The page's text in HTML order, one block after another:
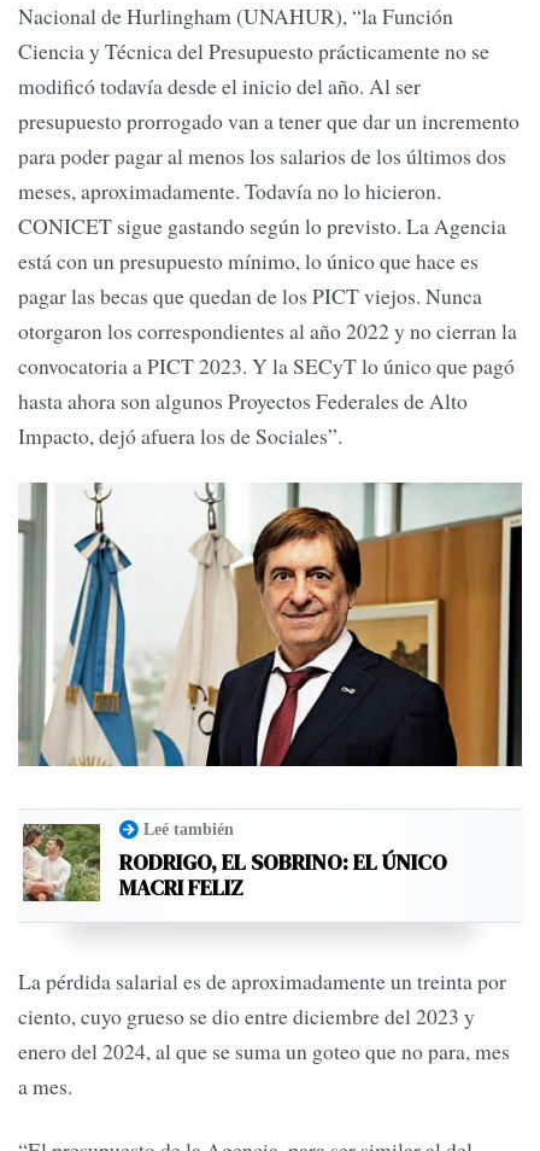
Nacional de Hurlingham (UNAHUR), “la Función
Ciencia y Técnica del Presupuesto prácticamente no se
modificó todavía desde el inicio del año. Al ser
presupuesto prorrogado van a tener que dar un incremento
para poder pagar al menos los salarios de los últimos dos
meses, aproximadamente. Todavía no lo hicieron.
CONICET sigue gastando según lo previsto. La Agencia
está con un presupuesto mínimo, lo único que hace es
pagar las becas que quedan de los PICT viejos. Nunca
otorgaron los correspondientes al año 2022 y no cierran la
convocatoria a PICT 2023. Y la SECyT lo único que pagó
hasta ahora son algunos Proyectos Federales de Alto
Impacto, dejó afuera los de Sociales”.
Leé también
RODRIGO, EL SOBRINO: EL ÚNICO
MACRI FELIZ
La pérdida salarial es de aproximadamente un treinta por
ciento, cuyo grueso se dio entre diciembre del 2023 y
enero del 2024, al que se suma un goteo que no para, mes
a mes.